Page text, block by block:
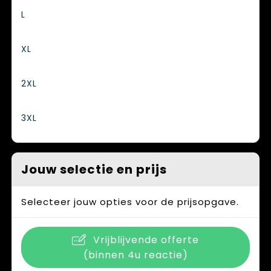
L
XL
2XL
3XL
Jouw selectie en prijs
Selecteer jouw opties voor de prijsopgave.
Vrijblijvende offerte
(binnen 4u reactie)